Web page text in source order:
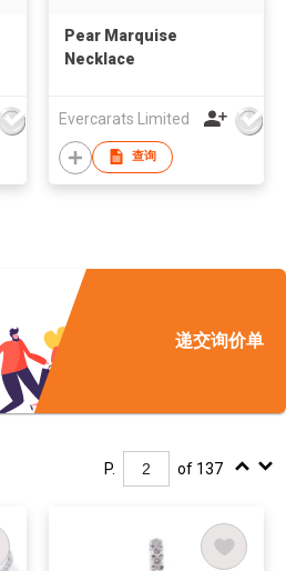
Pear Marquise
Necklace
Evercarats Limited
查询
递交询价单
P. of 137